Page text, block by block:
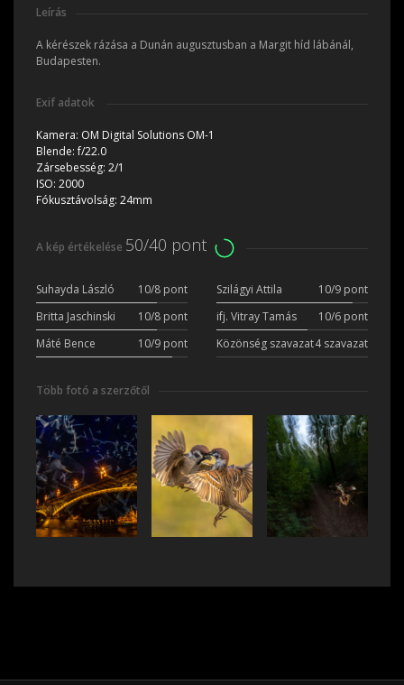
Leírás
A kérészek rázása a Dunán augusztusban a Margit híd lábánál,
Budapesten.
Exif adatok
Kamera: OM Digital Solutions OM-1
Blende:f/22.0
Zársebesség: 2/1
ISO: 2000
Fókusztávolság: 24mm
A kép értékelése 50/40 pont
Suhayda László 10/8 pont Szilágyi Attila
10/9 pont
Britta Jaschinski
10/8 pont ifj. Vitray Tamás
10/6 pont
Máté Bence
10/9 pont Közönség szavazat4 szavazat
Több fotó a szerzőtől